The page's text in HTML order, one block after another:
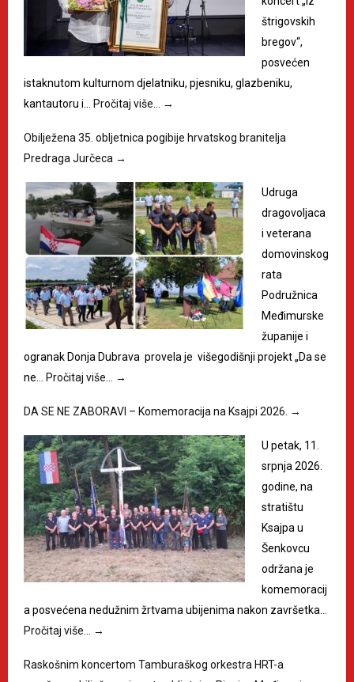
štrigovskih
bregov“,
posvećen
istaknutom kulturnom djelatniku, pjesniku, glazbeniku,
kantautoru i… Pročitaj više… →
Obilježena 35. obljetnica pogibije hrvatskog branitelja
Predraga Jurčeca →
Udruga
dragovoljaca
i veterana
domovinskog
rata
Podružnica
Međimurske
županije i
ogranak Donja Dubrava provela je višegodišnji projekt „Da se
ne… Pročitaj više… →
DA SE NE ZABORAVI – Komemoracija na Ksajpi 2026. →
U petak, 11.
srpnja 2026.
godine, na
stratištu
Ksajpa u
Šenkovcu
održana je
komemoracij
a posvećena nedužnim žrtvama ubijenima nakon završetka…
Pročitaj više… →
Raskošnim koncertom Tamburaškog orkestra HRT-a